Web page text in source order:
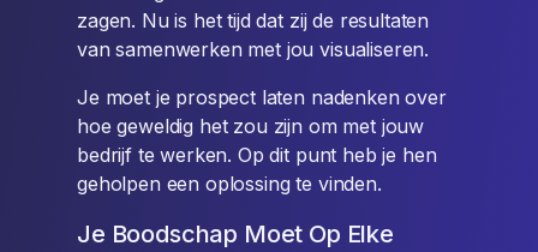
zagen. Nu is het tijd dat zij de resultaten
van samenwerken met jou visualiseren.
Je moet je prospect laten nadenken over
hoe geweldig het zou zijn om met jouw
bedrijf te werken. Op dit punt heb je hen
geholpen een oplossing te vinden.
Je Boodschap Moet Op Elke